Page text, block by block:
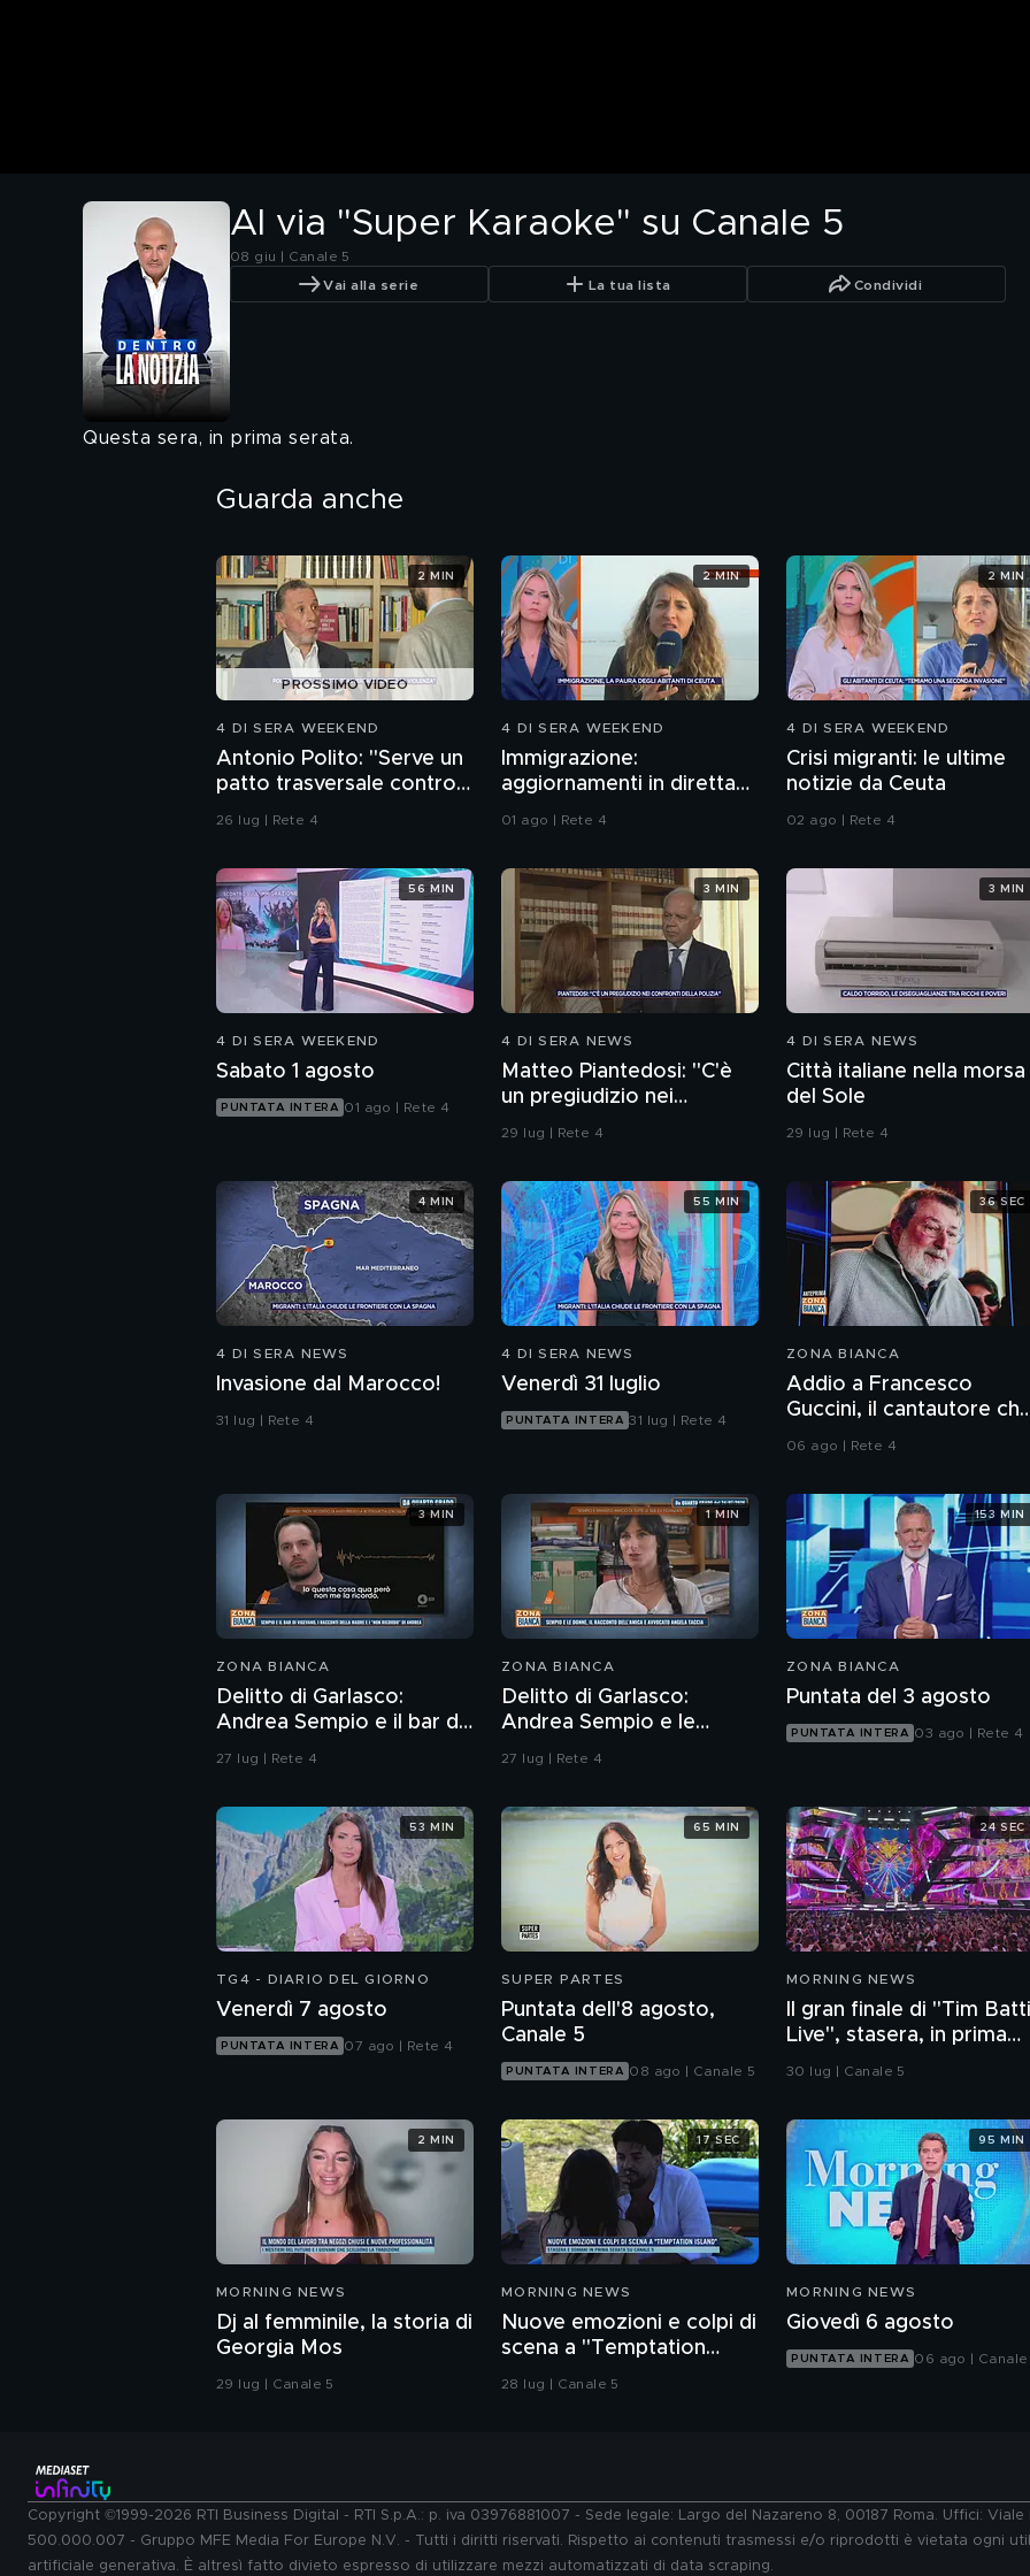
Al via "Super Karaoke" su Canale 5
08 giu | Canale 5
Vai alla serie La tua lista Condividi
Questa sera, in prima serata.
Guarda anche
PROSSIMO VIDEO
4 DI SERA WEEKEND
Antonio Polito: "Serve un
patto trasversale contro
la violenza"
26 lug | Rete 4
2 MIN
4 DI SERA WEEKEND
Immigrazione:
aggiornamenti in diretta
da Ceuta
01 ago | Rete 4
2 MIN
4 DI SERA WEEKEND
Crisi migranti: le ultime
notizie da Ceuta
02 ago | Rete 4
2 MIN
4 DI SERA WEEKEND
Sabato 1 agosto
PUNTATA INTERA 01 ago | Rete 4
56 MIN
4 DI SERA NEWS
Matteo Piantedosi: "C'è
un pregiudizio nei
confronti della polizia"
29 lug | Rete 4
3 MIN
4 DI SERA NEWS
Città italiane nella morsa
del Sole
29 lug | Rete 4
3 MIN
4 DI SERA NEWS
Invasione dal Marocco!
31 lug | Rete 4
4 MIN
4 DI SERA NEWS
Venerdì 31 luglio
PUNTATA INTERA 31 lug | Rete 4
55 MIN
ZONA BIANCA
Addio a Francesco
Guccini, il cantautore
ha raccontato l'Italia
06 ago | Rete 4
36 SEC
ZONA BIANCA
Delitto di Garlasco:
Andrea Sempio e il bar di
Vigevano e i racconti
27 lug | Rete 4
3 MIN
ZONA BIANCA
Delitto di Garlasco:
Andrea Sempio e le
donne, il racconto
27 lug | Rete 4
1 MIN
ZONA BIANCA
Puntata del 3 agosto
PUNTATA INTERA 03 ago | Rete 4
153 MIN
TG4 - DIARIO DEL GIORNO
Venerdì 7 agosto
PUNTATA INTERA 07 ago | Rete 4
53 MIN
SUPER PARTES
Puntata dell'8 agosto,
Canale 5
PUNTATA INTERA 08 ago | Canale 5
65 MIN
MORNING NEWS
Il gran finale di "Tim
Live", stasera, in prima
serata, su Canale 5
30 lug | Canale 5
24 SEC
MORNING NEWS
Dj al femminile, la storia di
Georgia Mos
29 lug | Canale 5
2 MIN
MORNING NEWS
Nuove emozioni e colpi di
scena a "Temptation
Island"
28 lug | Canale 5
17 SEC
MORNING NEWS
Giovedì 6 agosto
PUNTATA INTERA 06 ago | Canale
95 MIN
Copyright ©1999-2026 RTI Business Digital - RTI S.p.A.: p. iva 03976881007 - Sede legale: Largo del Nazareno 8, 00187 Roma. Uffici:
500.000.007 - Gruppo MFE Media For Europe N.V. - Tutti i diritti riservati. Rispetto ai contenuti trasmessi e/o riprodotti è vietata ogni
artificiale generativa. È altresì fatto divieto espresso di utilizzare mezzi automatizzati di data scraping.